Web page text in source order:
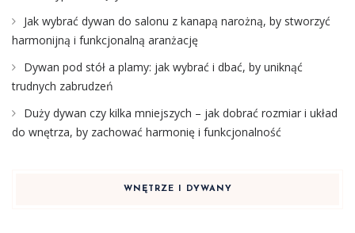
Jak wybrać dywan do salonu z kanapą narożną, by stworzyć
harmonijną i funkcjonalną aranżację
Dywan pod stół a plamy: jak wybrać i dbać, by uniknąć
trudnych zabrudzeń
Duży dywan czy kilka mniejszych – jak dobrać rozmiar i układ
do wnętrza, by zachować harmonię i funkcjonalność
WNĘTRZE I DYWANY